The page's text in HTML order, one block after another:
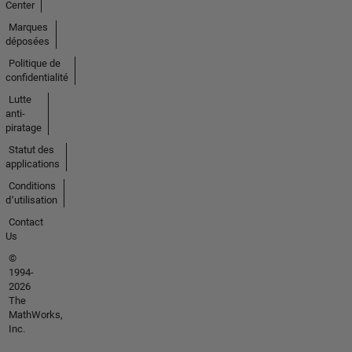
Center
Marques
déposées
Politique de
confidentialité
Lutte
anti-
piratage
Statut des
applications
Conditions
d՚utilisation
Contact
Us
©
1994-
2026
The
MathWorks,
Inc.